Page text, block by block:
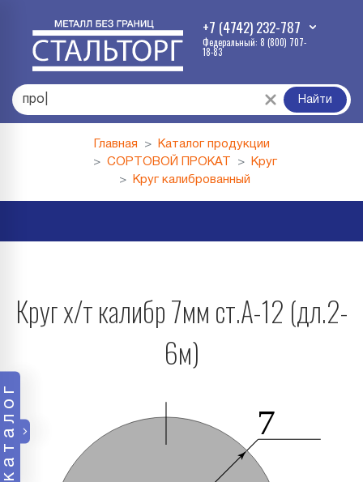
+7 (4742) 232-787
Федеральный: 8 (800) 707-
18-83
профли Найти
каталог
Главная
Каталог продукции
СОРТОВОЙ ПРОКАТ
Круг
Круг калиброванный
Круг х/т калибр 7мм ст.А-12 (дл.2-
6м)